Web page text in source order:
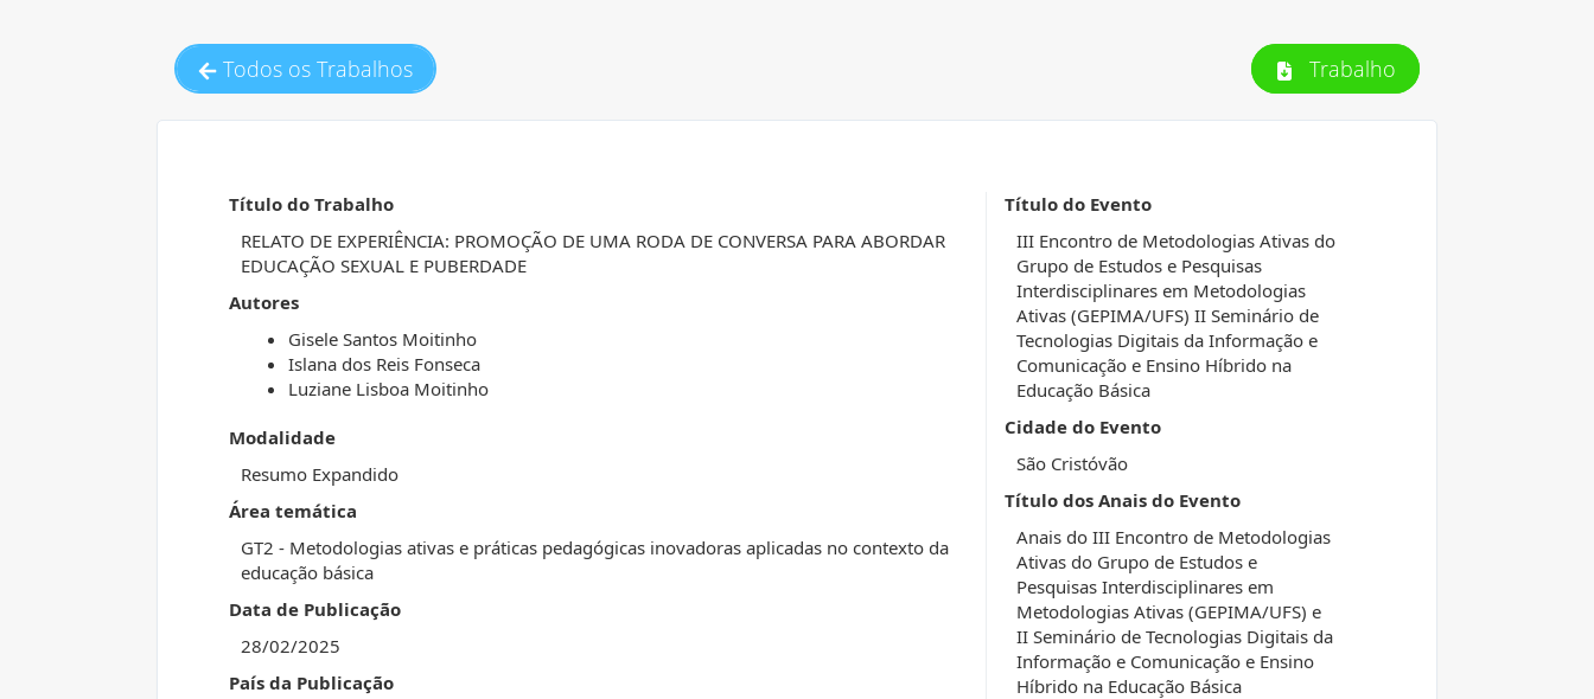
Todos os Trabalhos Trabalho
Título do Trabalho
RELATO DE EXPERIÊNCIA: PROMOÇÃO DE UMA RODA DE CONVERSA PARA ABORDAR
EDUCAÇÃO SEXUAL E PUBERDADE
Autores
Gisele Santos Moitinho
Islana dos Reis Fonseca
Luziane Lisboa Moitinho
Modalidade
Resumo Expandido
Área temática
GT2 - Metodologias ativas e práticas pedagógicas inovadoras aplicadas no contexto da
educação básica
Data de Publicação
28/02/2025
País da Publicação
Título do Evento
III Encontro de Metodologias Ativas do
Grupo de Estudos e Pesquisas
Interdisciplinares em Metodologias
Ativas (GEPIMA/UFS) II Seminário de
Tecnologias Digitais da Informação e
Comunicação e Ensino Híbrido na
Educação Básica
Cidade do Evento
São Cristóvão
Título dos Anais do Evento
Anais do III Encontro de Metodologias
Ativas do Grupo de Estudos e
Pesquisas Interdisciplinares em
Metodologias Ativas (GEPIMA/UFS) e
II Seminário de Tecnologias Digitais da
Informação e Comunicação e Ensino
Híbrido na Educação Básica